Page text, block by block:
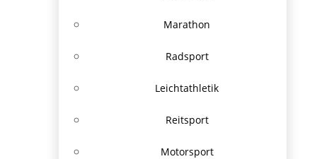
Marathon
Radsport
Leichtathletik
Reitsport
Motorsport